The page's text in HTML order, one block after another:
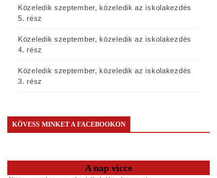
Közeledik szeptember, közeledik az iskolakezdés
5. rész
Közeledik szeptember, közeledik az iskolakezdés
4. rész
Közeledik szeptember, közeledik az iskolakezdés
3. rész
KÖVESS MINKET A FACEBOOKON
A nap vicce